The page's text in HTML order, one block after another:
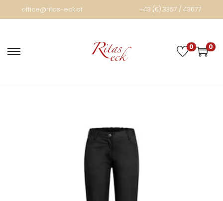
office@ritas-eck.at +43 (0) 3357 / 43677
0 0